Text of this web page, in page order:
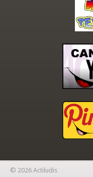
© 2026 Actiludis